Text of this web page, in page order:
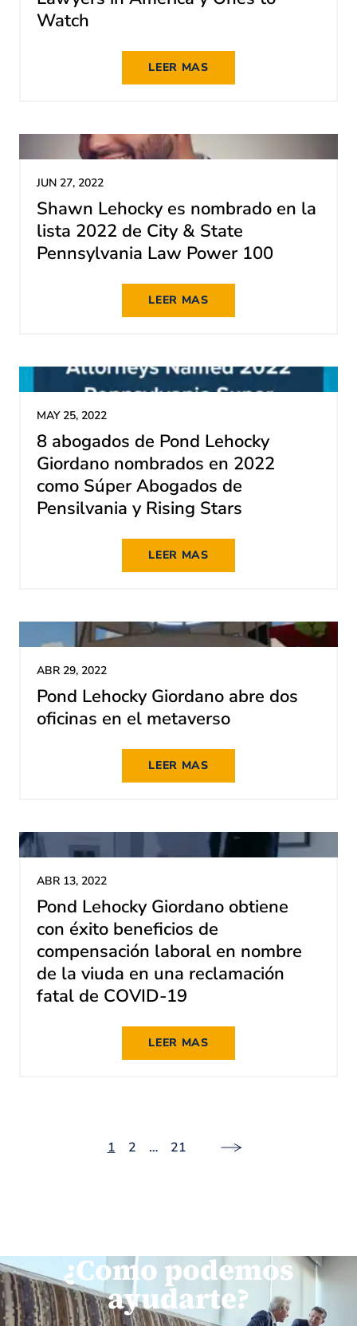
Watch
LEER MAS
JUN 27, 2022
Shawn Lehocky es nombrado en la
lista 2022 de City & State
Pennsylvania Law Power 100
LEER MAS
MAY 25, 2022
8 abogados de Pond Lehocky
Giordano nombrados en 2022
como Súper Abogados de
Pensilvania y Rising Stars
LEER MAS
ABR 29, 2022
Pond Lehocky Giordano abre dos
oficinas en el metaverso
LEER MAS
ABR 13, 2022
Pond Lehocky Giordano obtiene
con éxito beneficios de
compensación laboral en nombre
de la viuda en una reclamación
fatal de COVID-19
LEER MAS
1 2 … 21
¿Como podemos
ayudarte?